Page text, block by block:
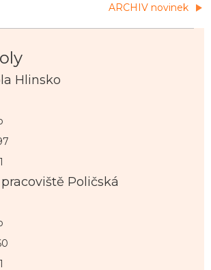
ARCHIV novinek
Hlinsko
Poličská